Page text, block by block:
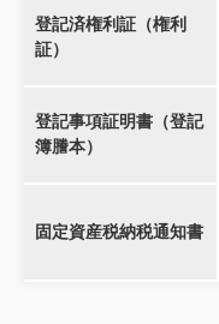
登記済権利証（権利
証）
登記事項証明書（登記
簿謄本）
固定資産税納税通知書